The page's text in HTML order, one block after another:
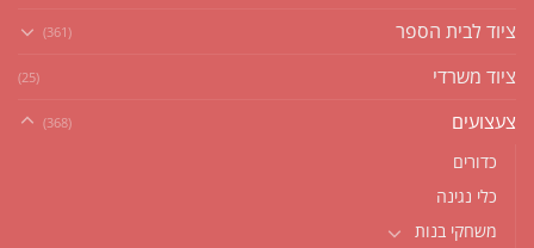
ציוד לבית הספר (361)
ציוד משרדי (25)
צעצועים (368)
כדורים
כלי נגינה
משחקי בנות